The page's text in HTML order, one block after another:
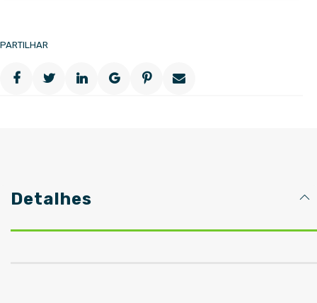
PARTILHAR
Detalhes